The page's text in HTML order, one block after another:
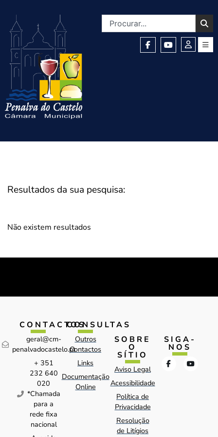
Resultados da sua pesquisa:
Não existem resultados
CONTACTOS
geral@cm-
penalvadocastelo.pt
+ 351
232 640
020
*Chamada
para a
rede fixa
nacional
CONSULTAS
Outros
Contactos
Links
Documentação
Online
SOBRE
O
SÍTIO
Aviso Legal
Acessibilidade
Política de
Privacidade
Resolução
de Litígios
SIGA-
NOS